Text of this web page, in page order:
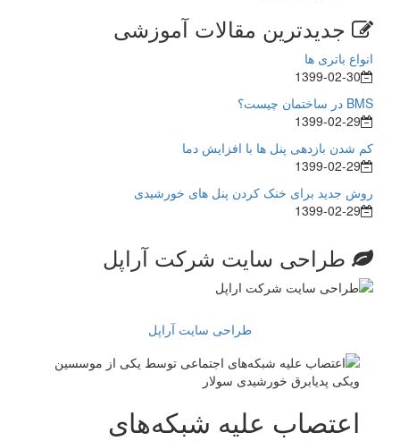
جدیدترین مقالات آموزشی
انواع باتری ها
1399-02-30
BMS در ساختمان چیست؟
1399-02-29
کم شدن بازدهی پنل ها با افزایش دما
1399-02-29
روش جدید برای خنک کردن پنل های خورشیدی
1399-02-29
طراحی سایت شرکت آراپل
طراحی سایت آراپل
اعتصاب علیه شبکه‌های